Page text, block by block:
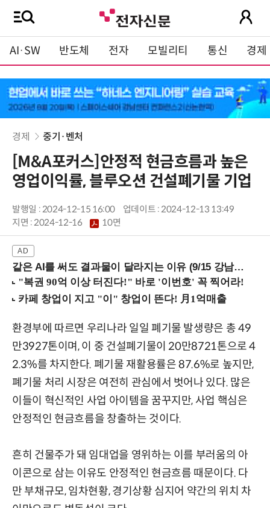
AI·SW 반도체 전자 모빌리티 통신 경제
경제 중기·벤처
[M&A포커스]안정적 현금흐름과 높은
영업이익률, 블루오션 건설폐기물 기업
발행일 : 2024-12-15 16:00
업데이트 : 2024-12-13 13:49
지면 :2024-12-16 10면
같은 AI를 써도 결과물이 달라지는 이유 (9/15 강남역)
환경부에 따르면 우리나라 일일 폐기물 발생량은 총 49
만3927톤이며, 이 중 건설폐기물이 20만8721톤으로 4
2.3%를 차지한다. 폐기물 재활용률은 87.6%로 높지만,
폐기물 처리 시장은 여전히 관심에서 벗어나 있다. 많은
이들이 혁신적인 사업 아이템을 꿈꾸지만, 사업 핵심은
안정적인 현금흐름을 창출하는 것이다.
흔히 건물주가 돼 임대업을 영위하는 이를 부러움의 아
이콘으로 삼는 이유도 안정적인 현금흐름 때문이다. 다
만 부채규모, 임차현황, 경기상황 심지어 약간의 위치 차